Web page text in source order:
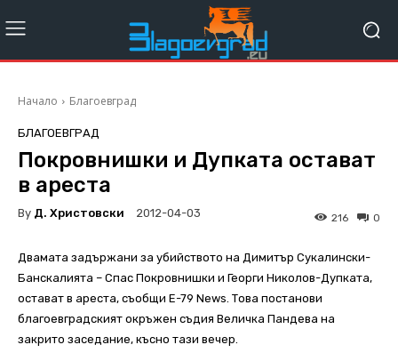
Начало Благоевград
БЛАГОЕВГРАД
Покровнишки и Дупката остават
в ареста
By Д. Христовски 2012-04-03 0
216
Двамата задържани за убийството на Димитър Сукалински-
Банскалията – Спас Покровнишки и Георги Николов-Дупката,
остават в ареста, съобщи E-79 News. Това постанови
благоевградският окръжен съдия Величка Пандева на
закрито заседание, късно тази вечер.